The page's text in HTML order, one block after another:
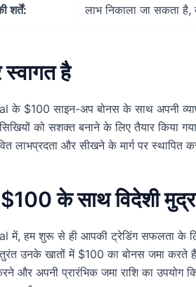
शर्तें: लाभ निकाला जा सकता है,
स्वागत है
$100 साइन-अप बोनस के साथ अपनी
को सशक्त बनाने के लिए तैयार किया गया
लाभप्रदता और सीखने के मार्ग पर स्थापित
के साथ विदेशी
में, हम शुरू से ही आपकी ट्रेडिंग सफलता के
तुरंत उनके खातों में $100 का बोनस जमा करते
और अपनी प्रारंभिक जमा राशि का उपयोग